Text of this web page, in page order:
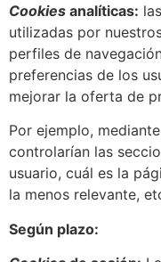
Cookies analíticas: las
utilizadas por
perfiles de
preferencias de los
mejorar la oferta de
Por ejemplo,
controlarían las
usuario, cuál es la
la menos relevante,
Según plazo: